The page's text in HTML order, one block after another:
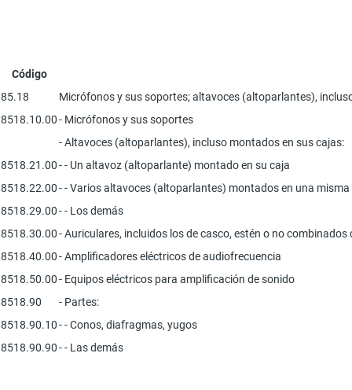
Código
85.18
Micrófonos y sus soportes; altavoces (altoparlantes),
8518.10.00- Micrófonos y sus soportes
- Altavoces (altoparlantes), incluso montados en sus cajas:
8518.21.00- - Un altavoz (altoparlante) montado en su caja
8518.22.00- - Varios altavoces (altoparlantes) montados en una misma
8518.29.00- - Los demás
8518.30.00- Auriculares, incluidos los de casco, estén o no
8518.40.00- Amplificadores eléctricos de audiofrecuencia
8518.50.00- Equipos eléctricos para amplificación de sonido
8518.90
- Partes:
8518.90.10- - Conos, diafragmas, yugos
8518.90.90- - Las demás